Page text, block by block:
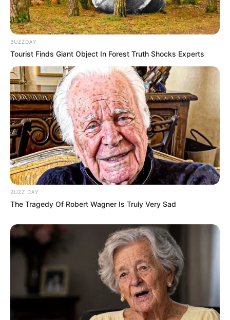
BUZZDAY
Tourist Finds Giant Object In Forest Truth Shocks Experts
BUZZ DAY
The Tragedy Of Robert Wagner Is Truly Very Sad